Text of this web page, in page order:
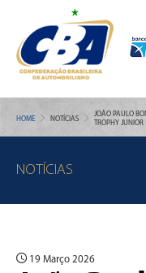
HOME NOTÍCIAS
JOÃO PAULO
TROPHY JUNIOR
NOTÍCIAS
19 Março 2026